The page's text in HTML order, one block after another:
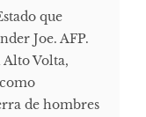
que
Joe. AFP.
Alto Volta,
de hombres